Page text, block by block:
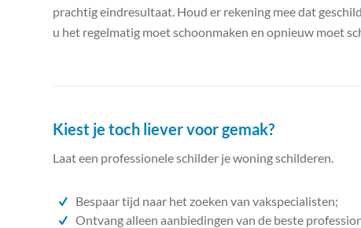
prachtig eindresultaat. Houd er rekening mee dat
u het regelmatig moet schoonmaken en opnieuw moet
Kiest je toch liever voor gemak?
Laat een professionele schilder je woning schilderen.
Bespaar tijd naar het zoeken van vakspecialisten;
Ontvang alleen aanbiedingen van de beste